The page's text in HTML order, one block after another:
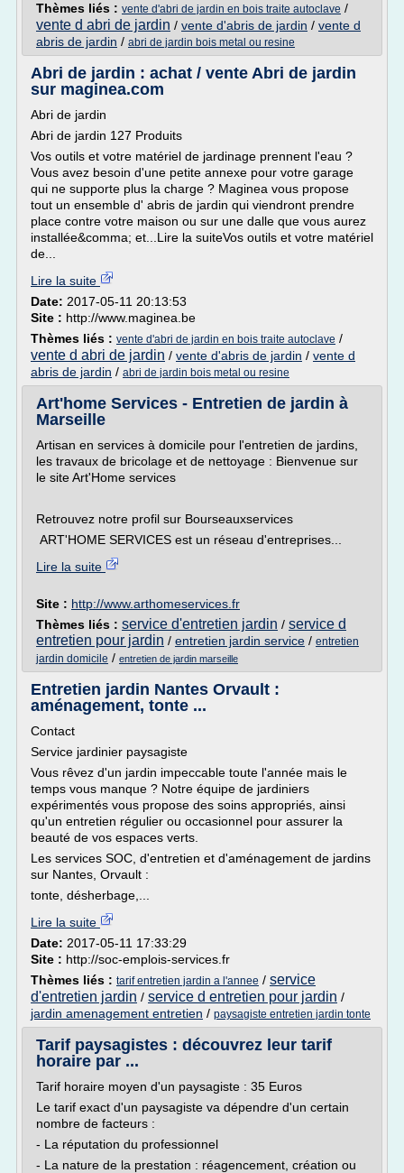
Thèmes liés : vente d'abri de jardin en bois traite autoclave /
vente d abri de jardin / vente d'abris de jardin / vente d
abris de jardin / abri de jardin bois metal ou resine
Abri de jardin : achat / vente Abri de jardin
sur maginea.com
Abri de jardin
Abri de jardin 127 Produits
Vos outils et votre matériel de jardinage prennent l'eau ?
Vous avez besoin d'une petite annexe pour votre garage
qui ne supporte plus la charge ? Maginea vous propose
tout un ensemble d' abris de jardin qui viendront prendre
place contre votre maison ou sur une dalle que vous aurez
installée&comma; et...Lire la suiteVos outils et votre matériel
de...
Lire la suite
Date: 2017-05-11 20:13:53
Site : http://www.maginea.be
Thèmes liés : vente d'abri de jardin en bois traite autoclave /
vente d abri de jardin / vente d'abris de jardin / vente d
abris de jardin / abri de jardin bois metal ou resine
Art'home Services - Entretien de jardin à
Marseille
Artisan en services à domicile pour l'entretien de jardins,
les travaux de bricolage et de nettoyage : Bienvenue sur
le site Art'Home services
Retrouvez notre profil sur Bourseauxservices
ART'HOME SERVICES est un réseau d'entreprises...
Lire la suite
Site : http://www.arthomeservices.fr
Thèmes liés : service d'entretien jardin / service d
entretien pour jardin / entretien jardin service / entretien
jardin domicile / entretien de jardin marseille
Entretien jardin Nantes Orvault :
aménagement, tonte ...
Contact
Service jardinier paysagiste
Vous rêvez d'un jardin impeccable toute l'année mais le
temps vous manque ? Notre équipe de jardiniers
expérimentés vous propose des soins appropriés, ainsi
qu'un entretien régulier ou occasionnel pour assurer la
beauté de vos espaces verts.
Les services SOC, d'entretien et d'aménagement de jardins
sur Nantes, Orvault :
tonte, désherbage,...
Lire la suite
Date: 2017-05-11 17:33:29
Site : http://soc-emplois-services.fr
Thèmes liés : tarif entretien jardin a l'annee / service
d'entretien jardin / service d entretien pour jardin /
jardin amenagement entretien / paysagiste entretien jardin tonte
Tarif paysagistes : découvrez leur tarif
horaire par ...
Tarif horaire moyen d'un paysagiste : 35 Euros
Le tarif exact d'un paysagiste va dépendre d'un certain
nombre de facteurs :
- La réputation du professionnel
- La nature de la prestation : réagencement, création ou